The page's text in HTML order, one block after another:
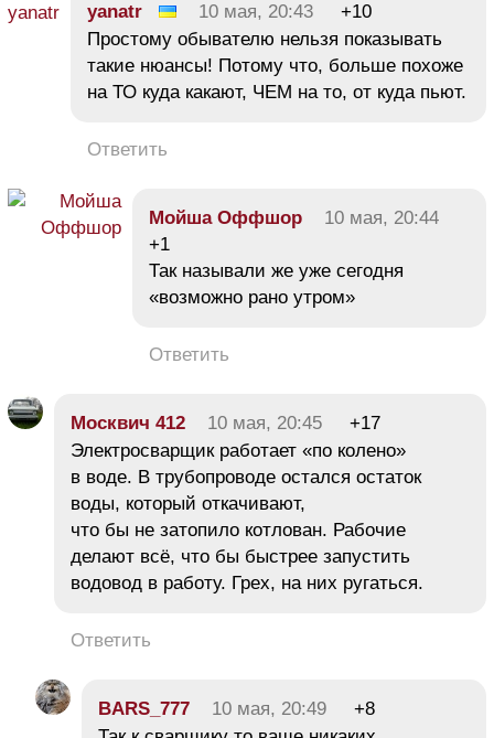
yanatr 10 мая, 20:43
+10
Простому обывателю нельзя показывать
такие нюансы! Потому что, больше похоже
на ТО куда какают, ЧЕМ на то, от куда пьют.
Ответить
Мойша Оффшор
10 мая, 20:44
+1
Так называли же уже сегодня
«возможно рано утром»
Ответить
Москвич 412 10 мая, 20:45
+17
Электросварщик работает «по колено»
в воде. В трубопроводе остался остаток
воды, который откачивают,
что бы не затопило котлован. Рабочие
делают всё, что бы быстрее запустить
водовод в работу. Грех, на них ругаться.
Ответить
BARS_777 10 мая, 20:49
+8